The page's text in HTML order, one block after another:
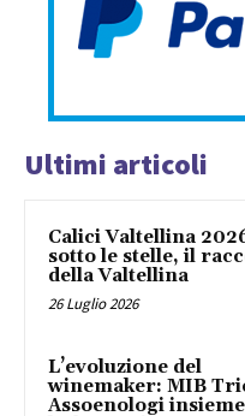
Ultimi articoli
Calici Valtellina
sotto le stelle, il
della Valtellina
26 Luglio 2026
L’evoluzione del
winemaker: MIB
Assoenologi